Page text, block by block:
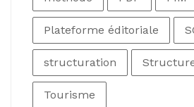
Plateforme éditoriale
structuration
Tourisme